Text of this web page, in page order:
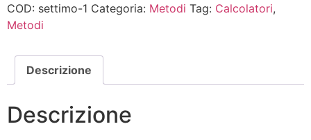
da
Padre
Pacifico"
quantità
COD: settimo-1 Categoria: Metodi Tag: Calcolatori,
Metodi
Descrizione
Descrizione